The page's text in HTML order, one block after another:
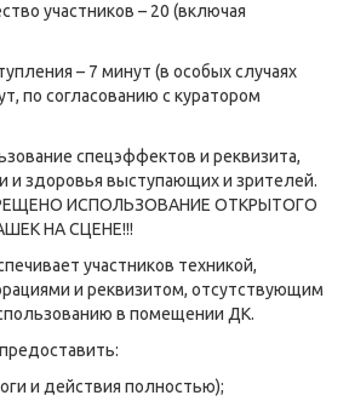
участников – 20 (включая
– 7 минут (в особых случаях
по согласованию с куратором
спецэффектов и реквизита,
и здоровья выступающих и зрителей.
ИСПОЛЬЗОВАНИЕ ОТКРЫТОГО
НА СЦЕНЕ!!!
участников техникой,
и реквизитом, отсутствующим
в помещении ДК.
и действия полностью);